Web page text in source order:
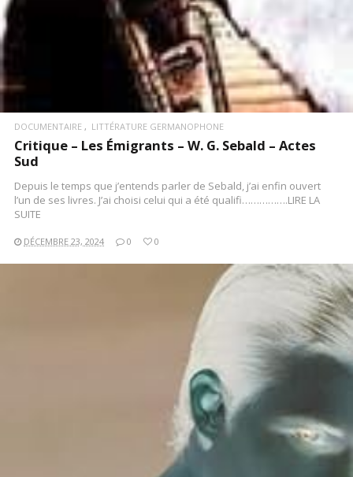
DOCUMENTAIRE LITTÉRATURE GERMANOPHONE
Critique – Les Émigrants – W. G. Sebald – Actes
Sud
Depuis le temps que j’entends parler de Sebald, j’ai enfin ouvert
l’un de ses livres. J’ai choisi celui qui a été qualifi…………….LIRE LA
SUITE
DÉCEMBRE 23, 2024 0 0